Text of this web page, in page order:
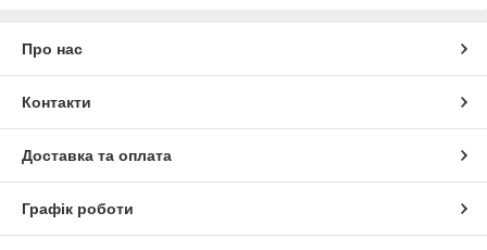
Про нас
Контакти
Доставка та оплата
Графік роботи